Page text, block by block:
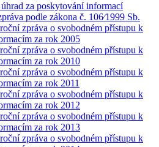
za poskytování informací
podle zákona č. 106⁄1999 Sb.
zpráva o svobodném přístupu k
za rok 2005
zpráva o svobodném přístupu k
za rok 2010
zpráva o svobodném přístupu k
za rok 2011
zpráva o svobodném přístupu k
za rok 2012
zpráva o svobodném přístupu k
za rok 2013
zpráva o svobodném přístupu k